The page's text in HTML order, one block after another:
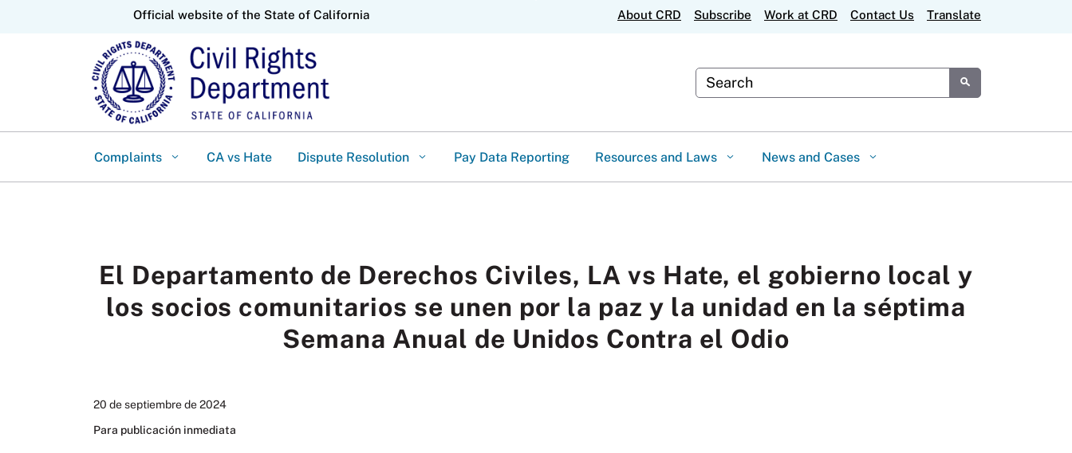
Official website of the State of California About CRD Subscribe Work at CRD Contact Us Translate
Custom Google Search
Submit
Complaints CA vs Hate Dispute Resolution Pay Data Reporting Resources and Laws News and Cases
El Departamento de Derechos Civiles, LA vs Hate, el gobierno local y
los socios comunitarios se unen por la paz y la unidad en la séptima
Semana Anual de Unidos Contra el Odio
20 de septiembre de 2024
Para publicación inmediata